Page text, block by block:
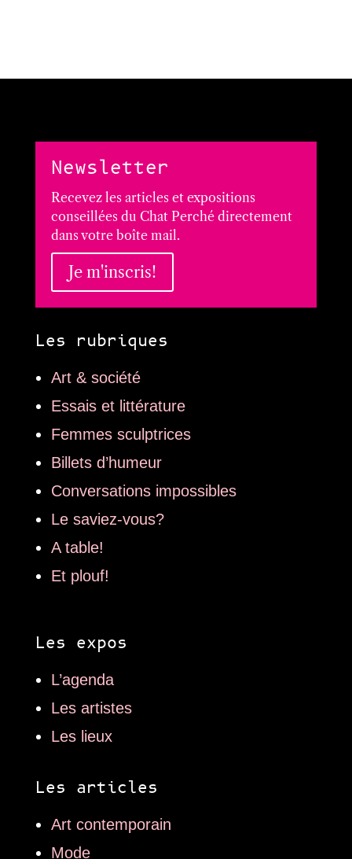
Newsletter
Recevez les articles et expositions
conseillées du Chat Perché directement
dans votre boîte mail.
Je m'inscris!
Les rubriques
Art & société
Essais et littérature
Femmes sculptrices
Billets d’humeur
Conversations impossibles
Le saviez-vous?
A table!
Et plouf!
Les expos
L’agenda
Les artistes
Les lieux
Les articles
Art contemporain
Mode